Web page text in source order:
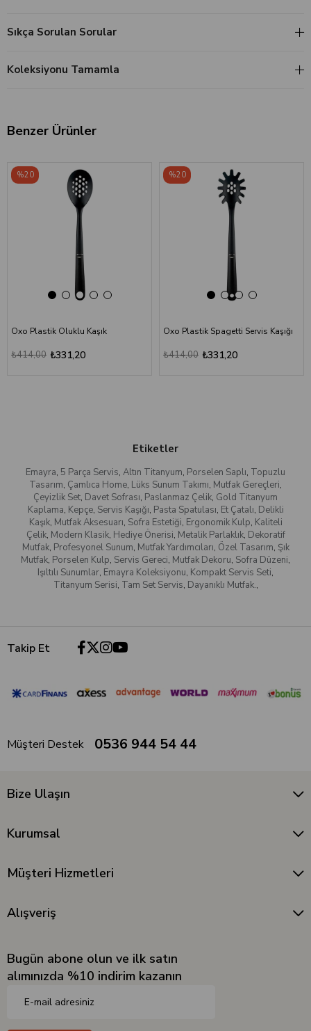
Sıkça Sorulan Sorular
Koleksiyonu Tamamla
Benzer Ürünler
Oxo Plastik Oluklu Kaşık
₺331,20
₺414,00
%20
Oxo Plastik Spagetti Servis Kaşığı
₺331,20
₺414,00
%20
Etiketler
Emayra, 5 Parça Servis, Altın Titanyum, Porselen Saplı, Topuzlu
Tasarım, Çamlıca Home, Lüks Sunum Takımı, Mutfak Gereçleri,
Çeyizlik Set, Davet Sofrası, Paslanmaz Çelik, Gold Titanyum
Kaplama, Kepçe, Servis Kaşığı, Pasta Spatulası, Et Çatalı, Delikli
Kaşık, Mutfak Aksesuarı, Sofra Estetiği, Ergonomik Kulp, Kaliteli
Çelik, Modern Klasik, Hediye Önerisi, Metalik Parlaklık, Dekoratif
Mutfak, Profesyonel Sunum, Mutfak Yardımcıları, Özel Tasarım, Şık
Mutfak, Porselen Kulp, Servis Gereci, Mutfak Dekoru, Sofra Düzeni,
Işıltılı Sunumlar, Emayra Koleksiyonu, Kompakt Servis Seti,
Titanyum Serisi, Tam Set Servis, Dayanıklı Mutfak.,
Takip Et
Müşteri Destek 0536 944 54 44
Bize Ulaşın
Kurumsal
Müşteri Hizmetleri
Alışveriş
Bugün abone olun ve ilk satın
alımınızda %10 indirim kazanın